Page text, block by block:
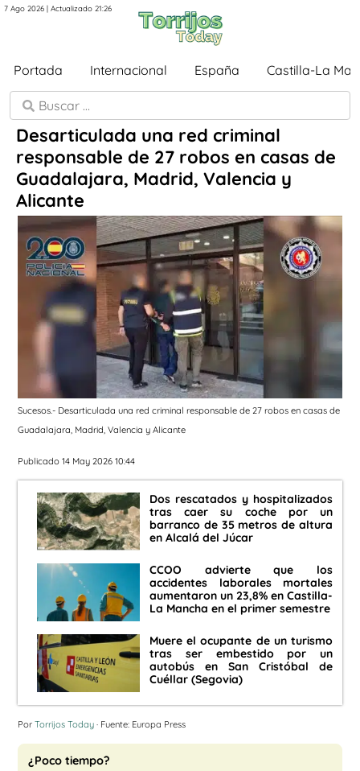
7 Ago 2026 | Actualizado 21:26
Portada Internacional España Castilla-La
Desarticulada una red criminal
responsable de 27 robos en casas de
Guadalajara, Madrid, Valencia y
Alicante
Sucesos.- Desarticulada una red criminal responsable de 27 robos en casas de
Guadalajara, Madrid, Valencia y Alicante
Publicado 14 May 2026 10:44
Dos rescatados y hospitalizados
tras caer su coche por un
barranco de 35 metros de altura
en Alcalá del Júcar
CCOO advierte que los
accidentes laborales mortales
aumentaron un 23,8% en Castilla-
La Mancha en el primer semestre
Muere el ocupante de un turismo
tras ser embestido por un
autobús en San Cristóbal de
Cuéllar (Segovia)
Por Torrijos Today · Fuente: Europa Press
¿Poco tiempo?